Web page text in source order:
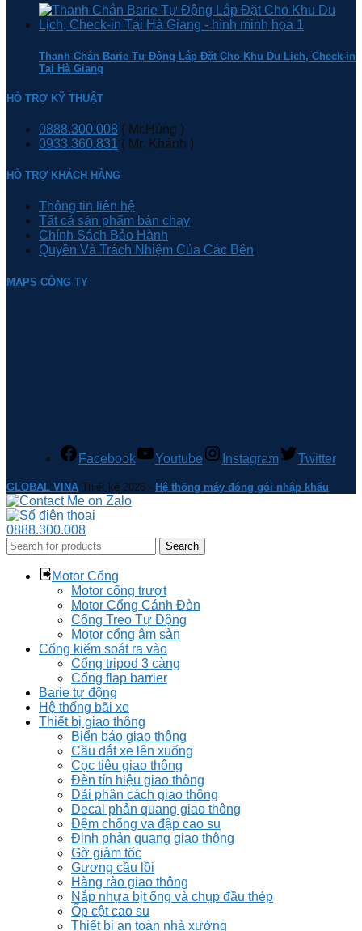
Thanh Chắn Barie Tự Động Lắp Đặt Cho Khu Du Lịch, Check-in
Tại Hà Giang
HỖ TRỢ KỸ THUẬT
0888.300.008 ( Mr.Hùng )
0933.360.831 ( Mr. Khánh )
HỖ TRỢ KHÁCH HÀNG
Thông tin liên hệ
Tất cả sản phẩm bán chạy
Chính Sách Bảo Hành
Quyền Và Trách Nhiệm Của Các Bên
MAPS CÔNG TY
Facebook Youtube Instagram Twitter
GLOBAL VINA Thiết kế 2026 - Hệ thống máy đóng gói nhập khẩu
0888.300.008
Search
Motor Cổng
Motor cổng trượt
Motor Cổng Cánh Đòn
Cổng Treo Tự Động
Motor cổng âm sàn
Cổng kiểm soát ra vào
Cổng tripod 3 càng
Cổng flap barrier
Barie tự động
Hệ thống bãi xe
Thiết bị giao thông
Biển báo giao thông
Cầu dắt xe lên xuống
Cọc tiêu giao thông
Đèn tín hiệu giao thông
Dải phân cách giao thông
Decal phản quang giao thông
Đệm chống va đập cao su
Đinh phản quang giao thông
Gờ giảm tốc
Gương cầu lồi
Hàng rào giao thông
Nắp nhựa bịt ống và chụp đầu thép
Ốp cột cao su
Thiết bị an toàn nhà xưởng